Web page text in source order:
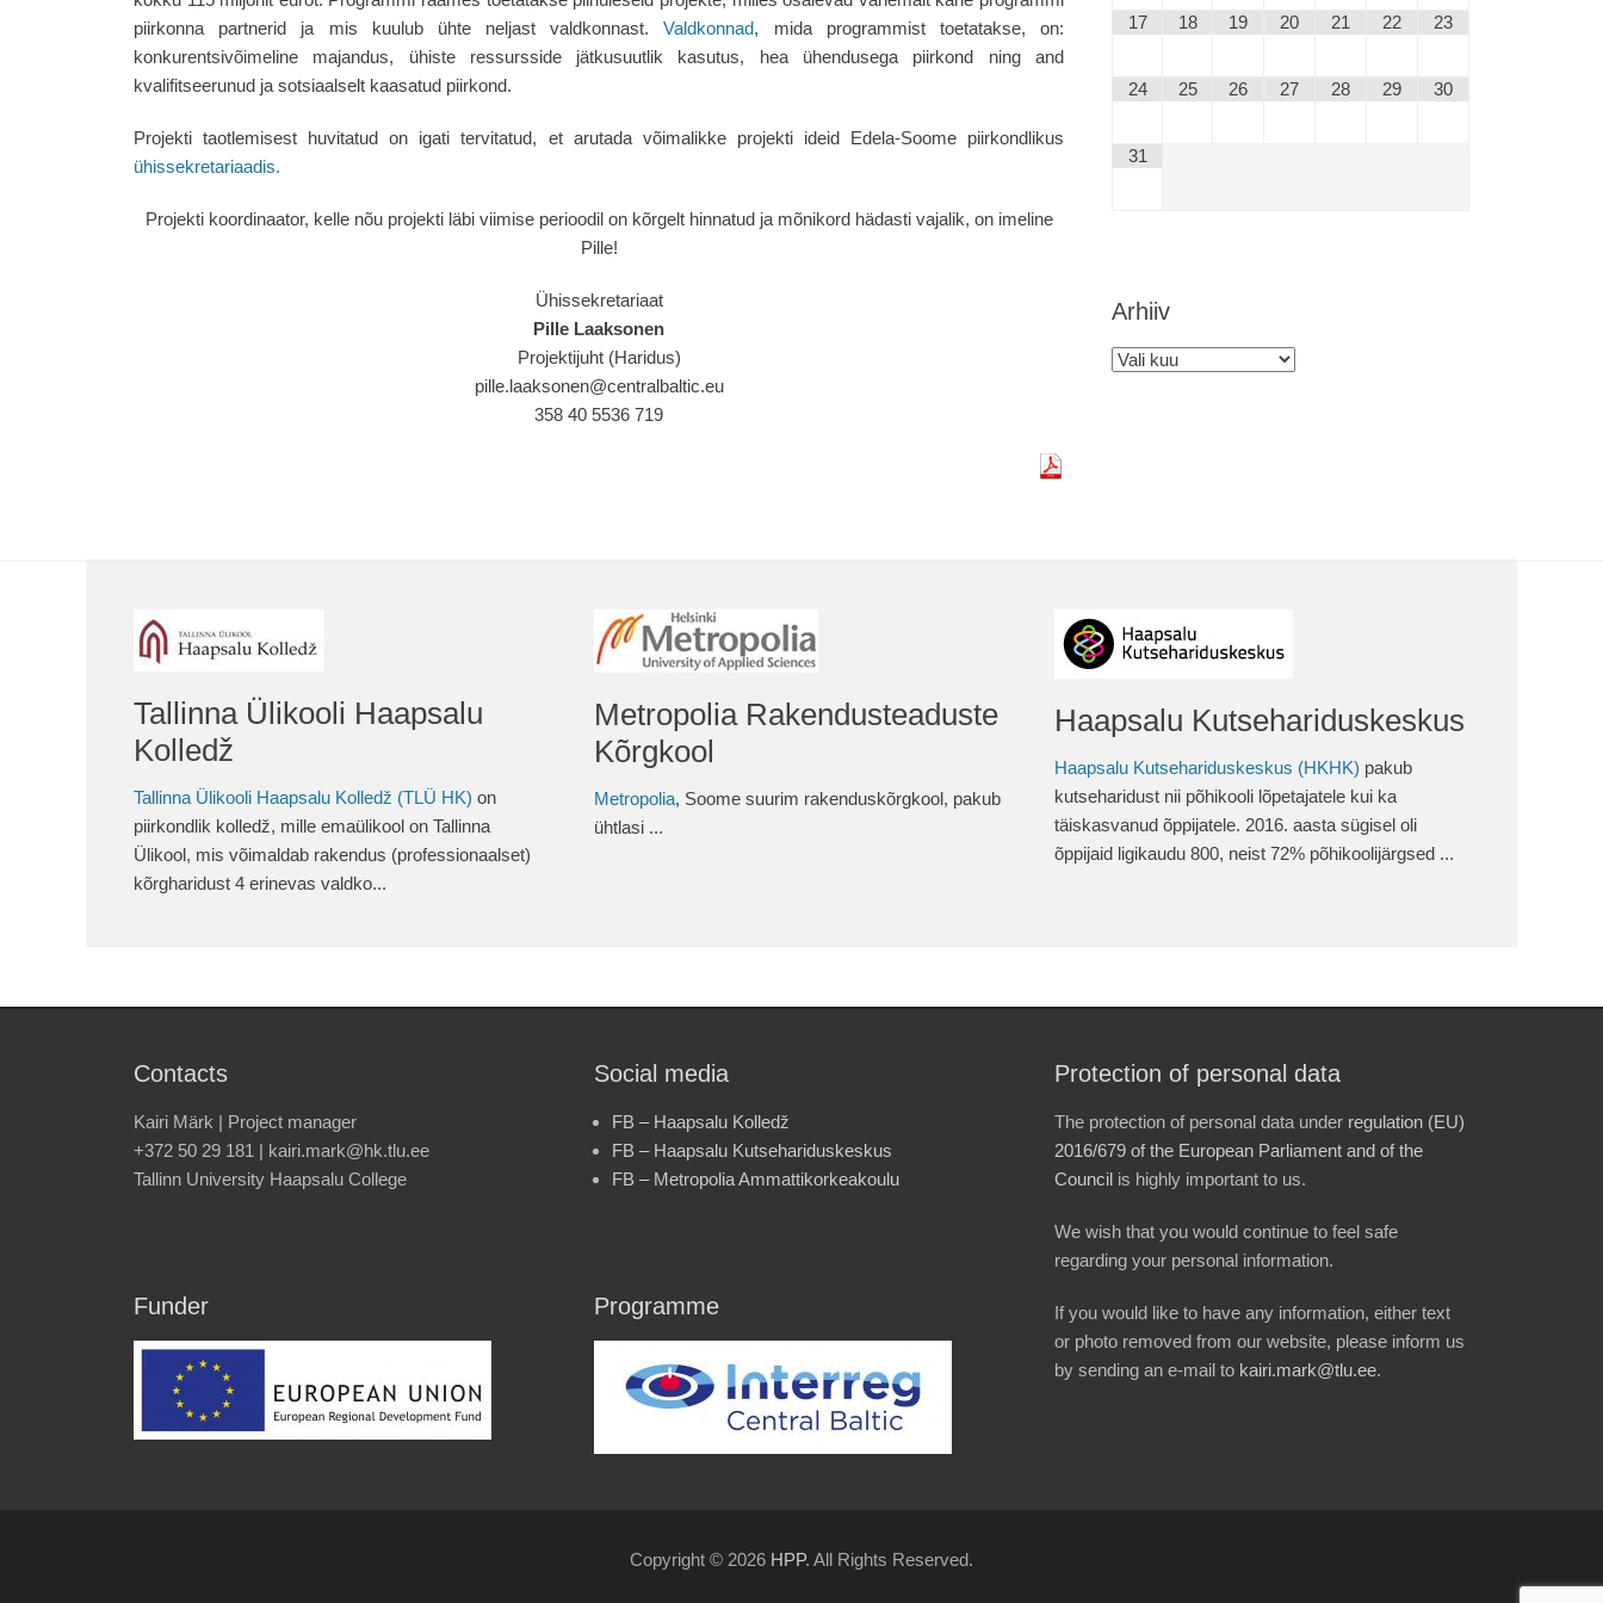
piirkonna partnerid ja mis kuulub ühte neljast valdkonnast.Valdkonnad, mida programmist toetatakse, on:
konkurentsivõimeline majandus, ühiste ressursside jätkusuutlik kasutus, hea ühendusega piirkond ning and
kvalifitseerunud ja sotsiaalselt kaasatud piirkond.
Projekti taotlemisest huvitatud on igati tervitatud, et arutada võimalikke projekti ideid Edela-Soome piirkondlikus
ühissekretariaadis.
Projekti koordinaator, kelle nõu projekti läbi viimise perioodil on kõrgelt hinnatud ja mõnikord hädasti vajalik, on imeline
Pille!
Ühissekretariaat
Pille Laaksonen
Projektijuht (Haridus)
pille.laaksonen@centralbaltic.eu
358 40 5536 719
17 18 19 20 21 22 23
24 25 26 27 28 29 30
31
Arhiiv
Arhiiv
Tallinna Ülikooli Haapsalu
Kolledž
Tallinna Ülikooli Haapsalu Kolledž (TLÜ HK) on
piirkondlik kolledž, mille emaülikool on Tallinna
Ülikool, mis võimaldab rakendus (professionaalset)
kõrgharidust 4 erinevas valdko...
Metropolia Rakendusteaduste
Kõrgkool
Metropolia, Soome suurim rakenduskõrgkool, pakub
ühtlasi ...
Haapsalu Kutsehariduskeskus
Haapsalu Kutsehariduskeskus (HKHK) pakub
kutseharidust nii põhikooli lõpetajatele kui ka
täiskasvanud õppijatele. 2016. aasta sügisel oli
õppijaid ligikaudu 800, neist 72% põhikoolijärgsed ...
Contacts
Kairi Märk | Project manager
+372 50 29 181 | kairi.mark@hk.tlu.ee
Tallinn University Haapsalu College
Funder
Social media
FB – Haapsalu Kolledž
FB – Haapsalu Kutsehariduskeskus
FB – Metropolia Ammattikorkeakoulu
Programme
Protection of personal data
The protection of personal data under regulation (EU)
2016/679 of the European Parliament and of the
Council is highly important to us.
We wish that you would continue to feel safe
regarding your personal information.
If you would like to have any information, either text
or photo removed from our website, please inform us
by sending an e-mail to kairi.mark@tlu.ee.
Copyright © 2026 HPP. All Rights Reserved.